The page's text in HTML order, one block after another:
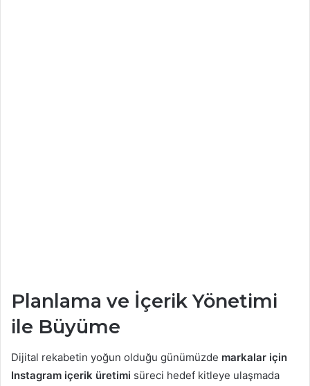
Planlama ve İçerik Yönetimi
ile Büyüme
Dijital rekabetin yoğun olduğu günümüzde markalar için
Instagram içerik üretimi süreci hedef kitleye ulaşmada